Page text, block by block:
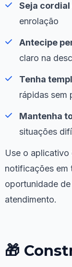
Seja cordial
enrolação
Antecipe
claro na
Tenha
rápidas sem
Mantenha
situações
Use o
notificações em
oportunidade
atendimento.
🎁